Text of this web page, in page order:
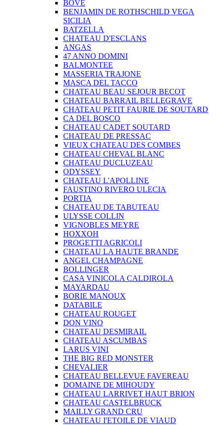
BOVE
BENJAMIN DE ROTHSCHILD VEGA
SICILIA
BATZELLA
CHATEAU D'ESCLANS
ANGAS
47 ANNO DOMINI
BALMONTEE
MASSERIA TRAJONE
MASCA DEL TACCO
CHATEAU BEAU SEJOUR BECOT
CHATEAU BARRAIL BELLEGRAVE
CHATEAU PETIT FAURIE DE SOUTARD
CA DEL BOSCO
CHATEAU CADET SOUTARD
CHATEAU DE PRESSAC
VIEUX CHATEAU DES COMBES
CHATEAU CHEVAL BLANC
CHATEAU DUCLUZEAU
ODYSSEY
CHATEAU L'APOLLINE
FAUSTINO RIVERO ULECIA
PORTIA
CHATEAU DE TABUTEAU
ULYSSE COLLIN
VIGNOBLES MEYRE
HOXXOH
PROGETTI AGRICOLI
CHATEAU LA HAUTE BRANDE
ANGEL CHAMPAGNE
BOLLINGER
CASA VINICOLA CALDIROLA
MAYARDAU
BORIE MANOUX
DATABILE
CHATEAU ROUGET
DON VINO
CHATEAU DESMIRAIL
CHATEAU ASCUMBAS
LARUS VINI
THE BIG RED MONSTER
CHEVALIER
CHATEAU BELLEVUE FAVEREAU
DOMAINE DE MIHOUDY
CHATEAU LARRIVET HAUT BRION
CHATEAU CASTELBRUCK
MAILLY GRAND CRU
CHATEAU I'ETOILE DE VIAUD